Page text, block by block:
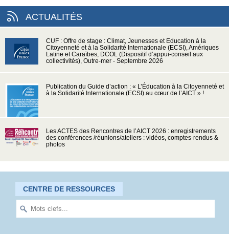
ACTUALITÉS
CUF : Offre de stage : Climat, Jeunesses et Education à la
Citoyenneté et à la Solidarité Internationale (ECSI), Amériques
Latine et Caraïbes, DCOL (Dispositif d’appui-conseil aux
collectivités), Outre-mer - Septembre 2026
Publication du Guide d’action : « L’Éducation à la Citoyenneté et
à la Solidarité Internationale (ECSI) au cœur de l’AICT » !
Les ACTES des Rencontres de l’AICT 2026 : enregistrements
des conférences /réunions/ateliers : vidéos, comptes-rendus &
photos
CENTRE DE RESSOURCES